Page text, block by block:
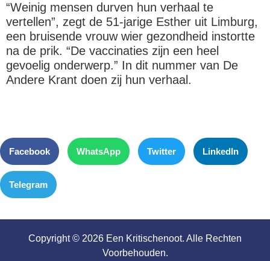
“Weinig mensen durven hun verhaal te
vertellen”, zegt de 51-jarige Esther uit Limburg,
een bruisende vrouw wier gezondheid instortte
na de prik. “De vaccinaties zijn een heel
gevoelig onderwerp.” In dit nummer van De
Andere Krant doen zij hun verhaal.
Facebook WhatsApp Twitter LinkedIn
Telegram
Copyright © 2026 Een Kritischenoot. Alle Rechten
Voorbehouden.